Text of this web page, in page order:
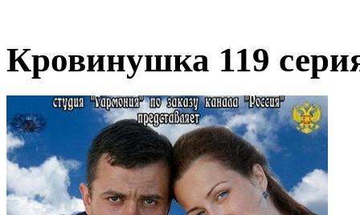
Кровинушка 119